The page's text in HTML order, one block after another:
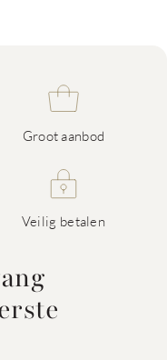
Groot aanbod
Veilig betalen